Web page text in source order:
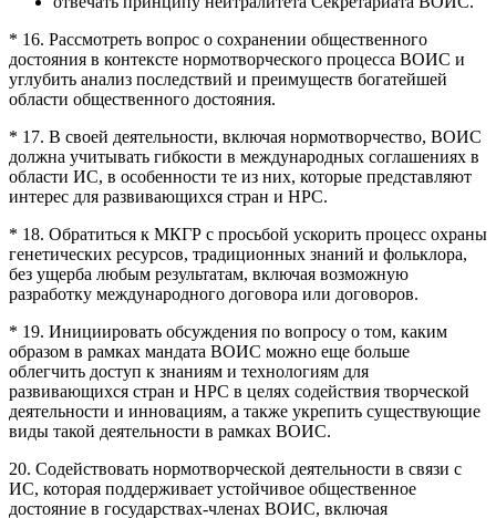
* 16. Рассмотреть вопрос о сохранении общественного
достояния в контексте нормотворческого процесса ВОИС и
углубить анализ последствий и преимуществ богатейшей
области общественного достояния.
* 17. В своей деятельности, включая нормотворчество, ВОИС
должна учитывать гибкости в международных соглашениях в
области ИС, в особенности те из них, которые представляют
интерес для развивающихся стран и НРС.
* 18. Обратиться к МКГР с просьбой ускорить процесс охраны
генетических ресурсов, традиционных знаний и фольклора,
без ущерба любым результатам, включая возможную
разработку международного договора или договоров.
* 19. Инициировать обсуждения по вопросу о том, каким
образом в рамках мандата ВОИС можно еще больше
облегчить доступ к знаниям и технологиям для
развивающихся стран и НРС в целях содействия творческой
деятельности и инновациям, а также укрепить существующие
виды такой деятельности в рамках ВОИС.
20. Содействовать нормотворческой деятельности в связи с
ИС, которая поддерживает устойчивое общественное
достояние в государствах-членах ВОИС, включая